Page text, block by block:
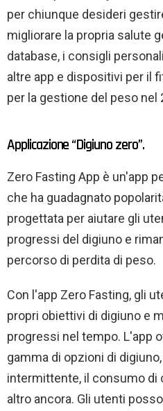
per chiunque desideri
migliorare la propria salute
database, i consigli
altre app e dispositivi per il
per la gestione del peso nel
Applicazione “Digiuno zero”.
Zero Fasting App è un'app
che ha guadagnato
progettata per aiutare gli
progressi del digiuno e
percorso di perdita di peso.
Con l'app Zero Fasting, gli
propri obiettivi di digiuno e
progressi nel tempo. L'app
gamma di opzioni di
intermittente, il consumo di
altro ancora. Gli utenti